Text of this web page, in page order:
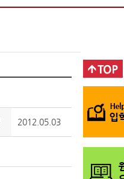
2012.05.03